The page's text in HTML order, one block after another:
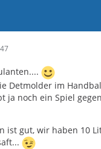
Detmolder im
ja noch ein Spiel
ist gut, wir haben 10